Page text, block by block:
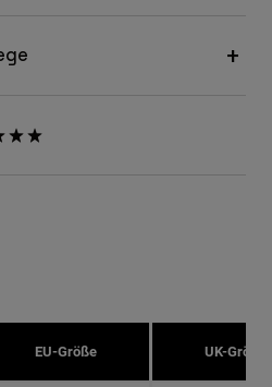
EU-Größe UK-Größe